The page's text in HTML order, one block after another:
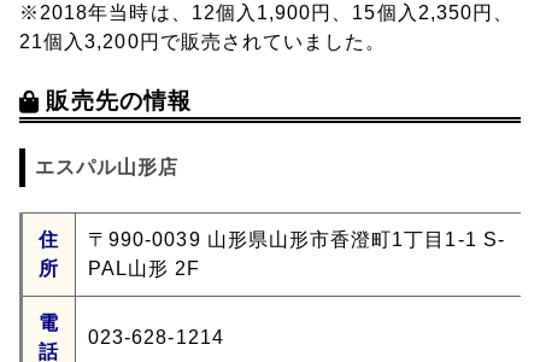
※2018年当時は、12個入1,900円、15個入2,350円、
21個入3,200円で販売されていました。
販売先の情報
エスパル山形店
住
所
〒990-0039 山形県山形市香澄町1丁目1-1 S-
PAL山形 2F
電
話
023-628-1214